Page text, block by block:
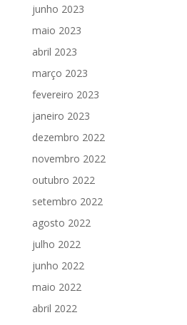
junho 2023
maio 2023
abril 2023
março 2023
fevereiro 2023
janeiro 2023
dezembro 2022
novembro 2022
outubro 2022
setembro 2022
agosto 2022
julho 2022
junho 2022
maio 2022
abril 2022